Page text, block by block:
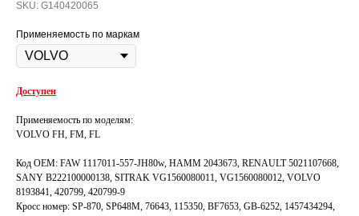
SKU: G140420065
Применяемость по маркам
Доступен
Применяемость по моделям:
VOLVO FH, FM, FL
Код OEM: FAW 1117011-557-JH80w, HAMM 2043673, RENAULT 5021107668,
SANY B222100000138, SITRAK VG1560080011, VG1560080012, VOLVO
8193841, 420799, 420799-9
Кросс номер: SP-870, SP648M, 76643, 115350, BF7653, GB-6252, 1457434294,